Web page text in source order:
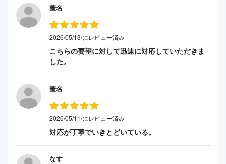
匿名
2026/05/13/にレビュー済み
こちらの要望に対して迅速に対応していただきま
した。
匿名
2026/05/11/にレビュー済み
対応が丁寧でいきとどいている。
なす